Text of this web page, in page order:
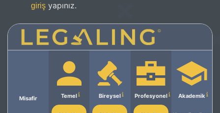
giriş yapınız.
Misafir Temel Bireysel Profesyonel Akademik